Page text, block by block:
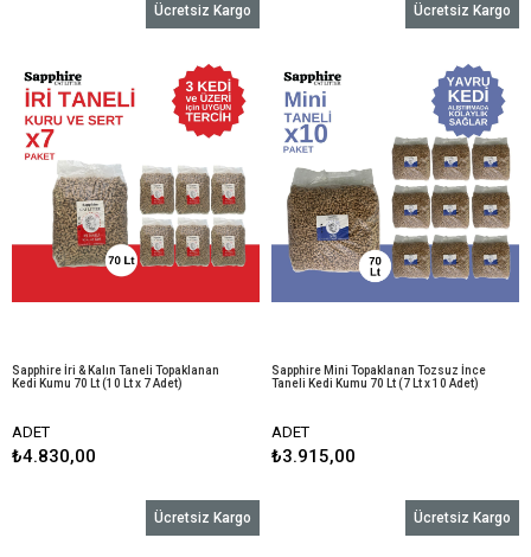
Sapphire İri & Kalın Taneli Topaklanan
Kedi Kumu 70 Lt (10 Lt x 7 Adet)
ADET
₺4.830,00
Ücretsiz Kargo
Sapphire Mini Topaklanan Tozsuz İnce
Taneli Kedi Kumu 70 Lt (7 Lt x 10 Adet)
ADET
₺3.915,00
Ücretsiz Kargo
Ücretsiz Kargo Ücretsiz Kargo